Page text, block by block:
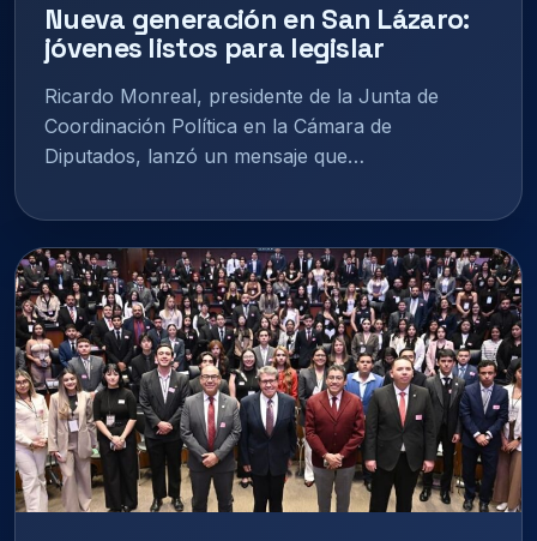
Nueva generación en San Lázaro:
jóvenes listos para legislar
Ricardo Monreal, presidente de la Junta de
Coordinación Política en la Cámara de
Diputados, lanzó un mensaje que…